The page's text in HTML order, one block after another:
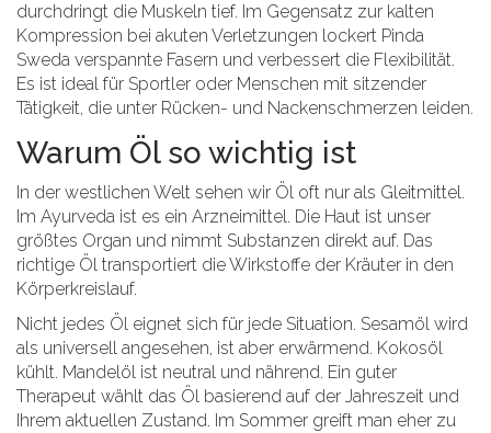
durchdringt die Muskeln tief. Im Gegensatz zur kalten
Kompression bei akuten Verletzungen lockert Pinda
Sweda verspannte Fasern und verbessert die Flexibilität.
Es ist ideal für Sportler oder Menschen mit sitzender
Tätigkeit, die unter Rücken- und Nackenschmerzen leiden.
Warum Öl so wichtig ist
In der westlichen Welt sehen wir Öl oft nur als Gleitmittel.
Im Ayurveda ist es ein Arzneimittel. Die Haut ist unser
größtes Organ und nimmt Substanzen direkt auf. Das
richtige Öl transportiert die Wirkstoffe der Kräuter in den
Körperkreislauf.
Nicht jedes Öl eignet sich für jede Situation. Sesamöl wird
als universell angesehen, ist aber erwärmend. Kokosöl
kühlt. Mandelöl ist neutral und nährend. Ein guter
Therapeut wählt das Öl basierend auf der Jahreszeit und
Ihrem aktuellen Zustand. Im Sommer greift man eher zu